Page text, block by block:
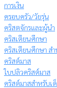
การเงิน
ครอบครัว/วัยรุ่น
คริสตจักรและผู้นำ
คริสเตียนศึกษา
คริสเตียนศึกษา ส
คริสต์มาส
ใบปลิวคริสต์มาส
คริสต์มาสสำหรับเ